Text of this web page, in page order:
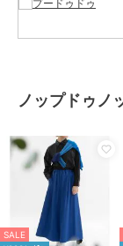
■ブランドのお気
受け取ることができ
ぜひご登録ください
ブランド
ノップドゥノ
SALE